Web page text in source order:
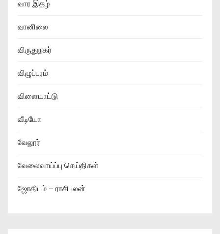
வார இதழ்
வானிலை
விருதுநகர்
விழுப்புரம்
விளையாட்டு
வீடியோ
வேலூர்
வேலைவாய்ப்பு செய்திகள்
ஜோதிடம் – ராசிபலன்